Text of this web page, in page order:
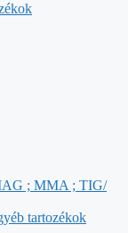
; MMA ; TIG/
tartozékok